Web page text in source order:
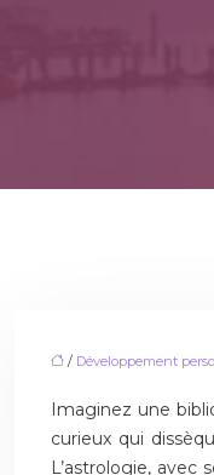
/ Développement
Imaginez une
curieux qui
L’astrologie,